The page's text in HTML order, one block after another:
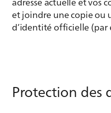
et joindre une copie ou
d’identité officielle (par
Protection des